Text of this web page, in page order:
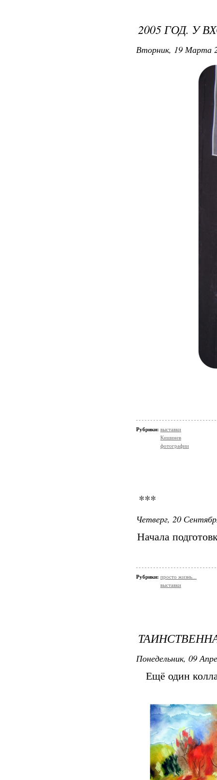
2005 ГОД. У
Вторник, 19 Марта
Рубрики: выставки
Кишинев
фотографии
***
Четверг, 20
Начала
Рубрики: просто жизнь...
выставки
Понедельник, 09
Ещё один